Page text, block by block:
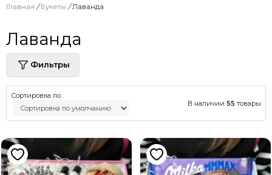
Главная / Букеты / Лаванда
Лаванда
Фильтры
Сортировка по
В наличии 55 товары